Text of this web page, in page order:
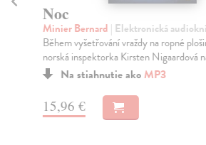
Noc
Minier Bernard | Elektronická
Během vyšetřování vraždy na ropné
norská inspektorka Kirsten Nigaardová
Na stiahnutie akoMP3
15,96 €